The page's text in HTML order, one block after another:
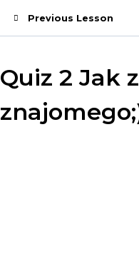
Previous Lesson
Quiz 2 Jak